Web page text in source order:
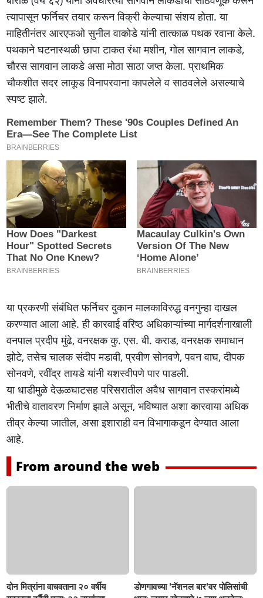
त्यापासून फर्निचर तयार करून विक्री केल्याचा संशय होता. या
माहितीनंतर आरएफओ सुनील वाकोडे यांनी तात्काळ पथक रवाना केले.
पथकाने घटनास्थळी छापा टाकत रंधा मशीन, गोल सागवान लाकडे,
चौरस सागवान लाकडे असा मोठा साठा जप्त केला. प्राथमिक
चौकशीत सदर लाकूड विनापरवाना कापलेले व साठवलेले असल्याचे
स्पष्ट झाले.
या प्रकरणी संबंधित फर्निचर दुकान मालकाविरुद्ध वनगुन्हा दाखल
करण्यात आला आहे. ही कारवाई वरिष्ठ अधिकाऱ्यांच्या मार्गदर्शनाखाली
वनपाल प्रदीप मुंढे, वनरक्षक कु. एस. बी. कराड, वनरक्षक समाधान
झोटे, तसेच चालक संदीप मडावी, प्रवीण सोनवणे, पवन वाघ, दीपक
सोनवणे, रवींद्र तायडे यांनी यशस्वीपणे पार पाडली.
या धाडीमुळे देऊळघाटसह परिसरातील अवैध सागवान तस्करांमध्ये
भीतीचे वातावरण निर्माण झाले असून, भविष्यात अशा कारवाया अधिक
तीव्र केल्या जातील, असा इशाराही वन विभागाकडून देण्यात आला
आहे.
From around the web
दोन मित्रांना वाचवताना २० वर्षीय
डोणगावच्या 'नॅशनल बार'वर पोलिसांची